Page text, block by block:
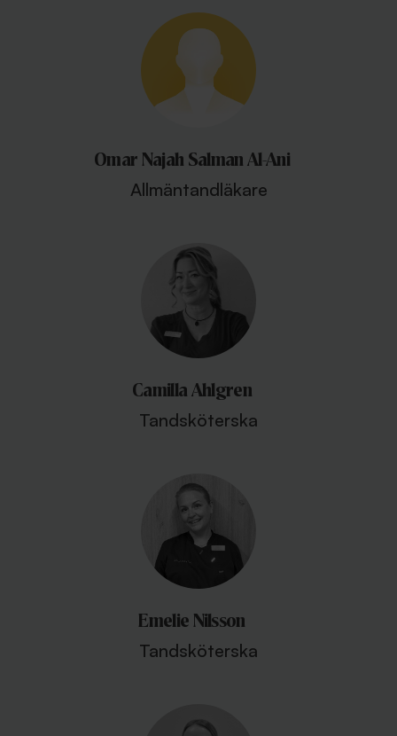
Omar Najah Salman Al-Ani
Allmäntandläkare
Camilla Ahlgren
Tandsköterska
Emelie Nilsson
Tandsköterska